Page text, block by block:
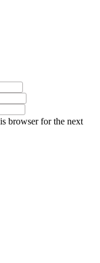
browser for the next